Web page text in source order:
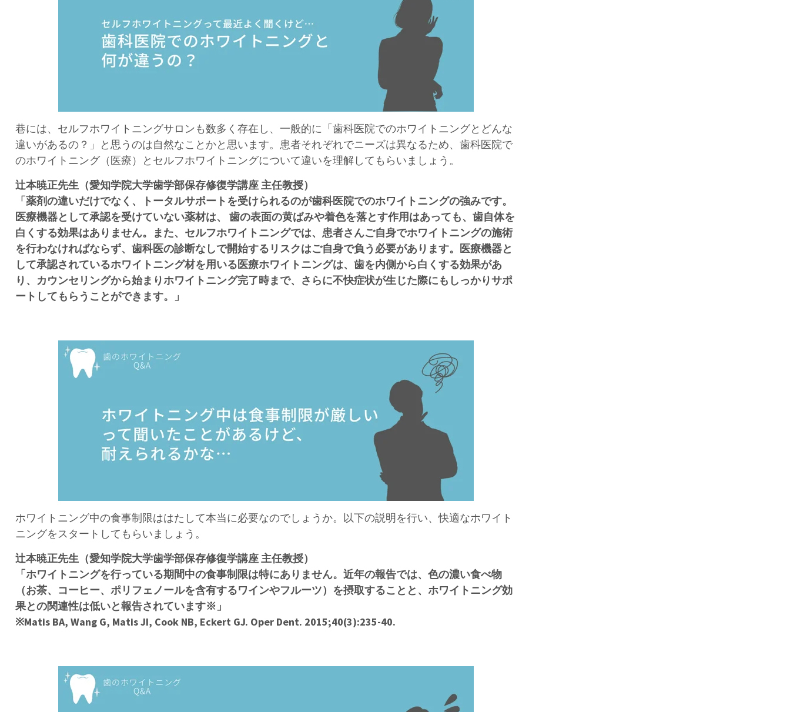
巷には、セルフホワイトニングサロンも数多く存在し、一般的に「歯科医院でのホワイトニングとどんな
違いがあるの？」と思うのは自然なことかと思います。患者それぞれでニーズは異なるため、歯科医院で
のホワイトニング（医療）とセルフホワイトニングについて違いを理解してもらいましょう。
辻本暁正先生（愛知学院大学歯学部保存修復学講座 主任教授）
「薬剤の違いだけでなく、トータルサポートを受けられるのが歯科医院でのホワイトニングの強みです。
医療機器として承認を受けていない薬材は、 歯の表面の黄ばみや着色を落とす作用はあっても、歯自体を
白くする効果はありません。また、セルフホワイトニングでは、患者さんご自身でホワイトニングの施術
を行わなければならず、歯科医の診断なしで開始するリスクはご自身で負う必要があります。医療機器と
して承認されているホワイトニング材を用いる医療ホワイトニングは、歯を内側から白くする効果があ
り、カウンセリングから始まりホワイトニング完了時まで、さらに不快症状が生じた際にもしっかりサポ
ートしてもらうことができます。 」
ホワイトニング中の食事制限ははたして本当に必要なのでしょうか。以下の説明を行い、快適なホワイト
ニングをスタートしてもらいましょう。
辻本暁正先生（愛知学院大学歯学部保存修復学講座 主任教授）
「ホワイトニングを行っている期間中の食事制限は特にありません。近年の報告では、色の濃い食べ物
（お茶、コーヒー、ポリフェノールを含有するワインやフルーツ）を摂取することと、ホワイトニング効
果との関連性は低いと報告されています※」
※Matis BA, Wang G, Matis JI, Cook NB, Eckert GJ. Oper Dent. 2015;40(3):235-40.